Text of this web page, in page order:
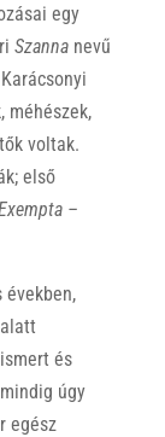
egy
Szannanevű
méhészek,
voltak.
első
–
és
úgy
egész